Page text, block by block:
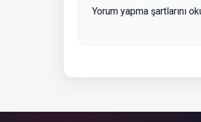
Yorum yapma şartlarını